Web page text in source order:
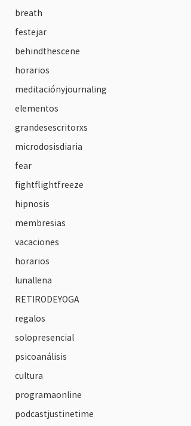
breath
festejar
behindthescene
horarios
meditaciónyjournaling
elementos
grandesescritorxs
microdosisdiaria
fear
fightflightfreeze
hipnosis
membresias
vacaciones
horarios
lunallena
RETIRODEYOGA
regalos
solopresencial
psicoanálisis
cultura
programaonline
podcastjustinetime